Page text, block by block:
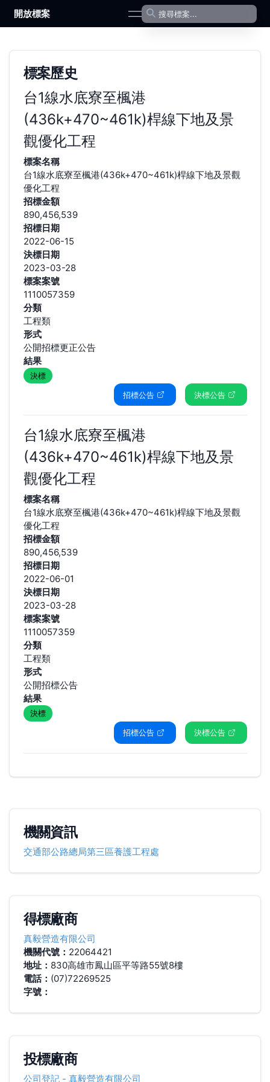
開放標案 open navigation menu
標案歷史
台1線水底寮至楓港
(436k+470~461k)桿線下地及景
觀優化工程
標案名稱
台1線水底寮至楓港(436k+470~461k)桿線下地及景觀
優化工程
招標金額
890,456,539
招標日期
2022-06-15
決標日期
2023-03-28
標案案號
1110057359
分類
工程類
形式
公開招標更正公告
結果
決標
招標公告
決標公告
台1線水底寮至楓港
(436k+470~461k)桿線下地及景
觀優化工程
標案名稱
台1線水底寮至楓港(436k+470~461k)桿線下地及景觀
優化工程
招標金額
890,456,539
招標日期
2022-06-01
決標日期
2023-03-28
標案案號
1110057359
分類
工程類
形式
公開招標公告
結果
決標
招標公告
決標公告
機關資訊
交通部公路總局第三區養護工程處
得標廠商
真毅營造有限公司
機關代號： 22064421
地址： 830高雄市鳳山區平等路55號8樓
電話： (07)72269525
字號：
投標廠商
公司登記- 真毅營造有限公司